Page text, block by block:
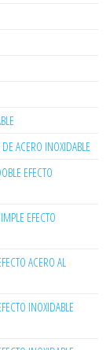
ACERO INOXIDABLE
EFECTO
EFECTO
ACERO AL
INOXIDABLE